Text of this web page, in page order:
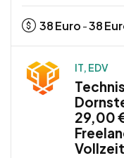
38Euro -38
IT, EDV
29,00